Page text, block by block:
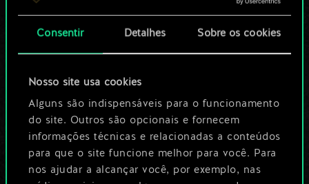
Consentir Detalhes Sobre os cookies
Nosso site usa cookies
Alguns são indispensáveis para o funcionamento
do site. Outros são opcionais e fornecem
informações técnicas e relacionadas a conteúdos
para que o site funcione melhor para você. Para
nos ajudar a alcançar você, por exemplo, nas
Por enquanto, isto é
de cartas
compartilhado.
No entanto, dá para
ser muito mais!